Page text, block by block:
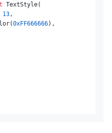
TextStyle(
13,
0xFF666666),